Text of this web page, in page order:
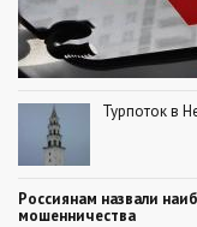
Турпоток в
Россиянам назвали
мошенничества